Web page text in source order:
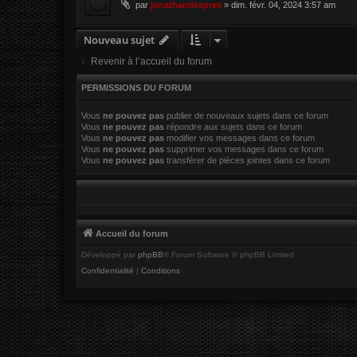
par jonathandespres » dim. févr. 04, 2024 3:57 am
Nouveau sujet
Revenir à l’accueil du forum
PERMISSIONS DU FORUM
Vous ne pouvez pas publier de nouveaux sujets dans ce forum
Vous ne pouvez pas répondre aux sujets dans ce forum
Vous ne pouvez pas modifier vos messages dans ce forum
Vous ne pouvez pas supprimer vos messages dans ce forum
Vous ne pouvez pas transférer de pièces jointes dans ce forum
Accueil du forum
Développé par phpBB® Forum Software © phpBB Limited
Confidentialité | Conditions